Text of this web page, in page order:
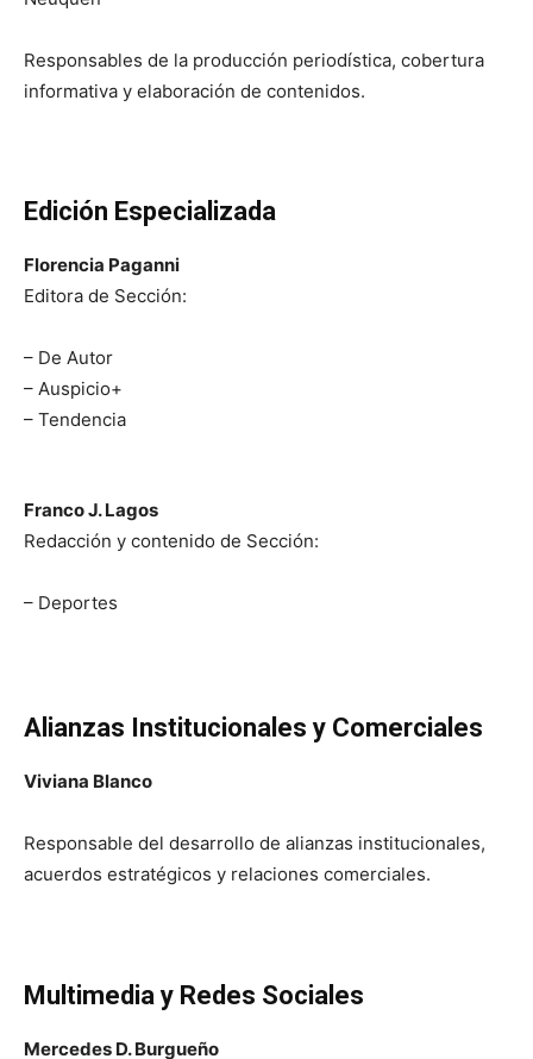
Responsables de la producción periodística, cobertura
informativa y elaboración de contenidos.
Edición Especializada
Florencia Paganni
Editora de Sección:
– De Autor
– Auspicio+
– Tendencia
Franco J. Lagos
Redacción y contenido de Sección:
– Deportes
Alianzas Institucionales y Comerciales
Viviana Blanco
Responsable del desarrollo de alianzas institucionales,
acuerdos estratégicos y relaciones comerciales.
Multimedia y Redes Sociales
Mercedes D. Burgueño